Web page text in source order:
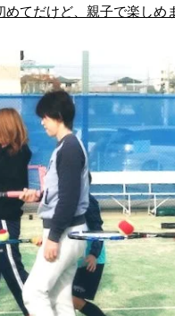
めてだけど、親子で楽しめ